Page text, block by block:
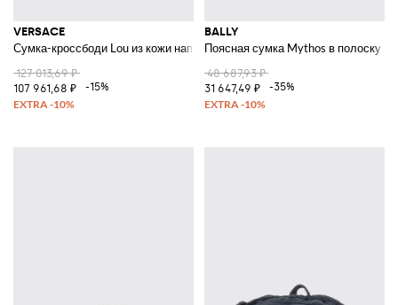
VERSACE
Сумка-кроссбоди Lou из кожи наппа с логотипом Medusa и заклепками
127 013,69 ₽
107 961,68 ₽
-15%
BALLY
Поясная сумка Mythos в полоску
48 687,93 ₽
31 647,49 ₽
-35%